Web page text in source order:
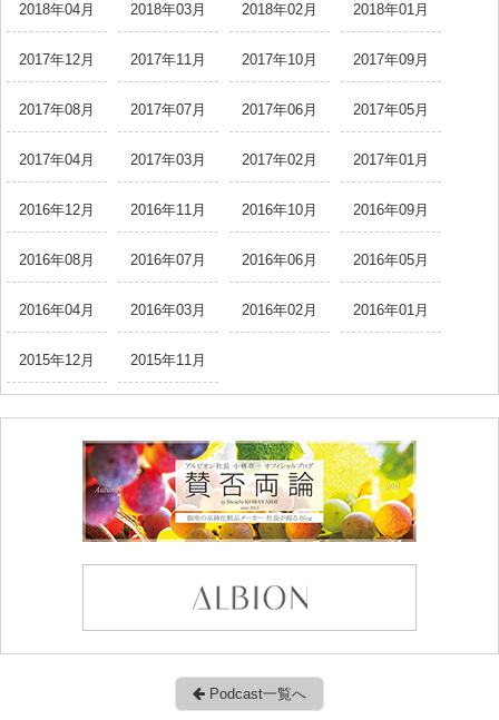
2018年04月 2018年03月 2018年02月 2018年01月
2017年12月 2017年11月 2017年10月 2017年09月
2017年08月 2017年07月 2017年06月 2017年05月
2017年04月 2017年03月 2017年02月 2017年01月
2016年12月 2016年11月 2016年10月 2016年09月
2016年08月 2016年07月 2016年06月 2016年05月
2016年04月 2016年03月 2016年02月 2016年01月
2015年12月 2015年11月
Podcast一覧へ